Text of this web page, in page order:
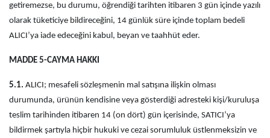
getiremezse, bu durumu, öğrendiği tarihten itibaren 3 gün içinde yazılı
olarak tüketiciye bildireceğini, 14 günlük süre içinde toplam bedeli
ALICI’ya iade edeceğini kabul, beyan ve taahhüt eder.
MADDE 5-CAYMA HAKKI
5.1. ALICI; mesafeli sözleşmenin mal satışına ilişkin olması
durumunda, ürünün kendisine veya gösterdiği adresteki kişi/kuruluşa
teslim tarihinden itibaren 14 (on dört) gün içerisinde, SATICI’ya
bildirmek şartıyla hiçbir hukuki ve cezai sorumluluk üstlenmeksizin ve